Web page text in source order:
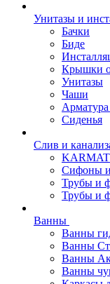
Унитазы и
Бачки
Биде
Крышки
Унитазы
Чаши
Арматура
Сиденья
Слив и
KARMAT
Сифоны
Трубы и
Трубы и
Ванны
Ванны
Ванны
Ванны
Ванны